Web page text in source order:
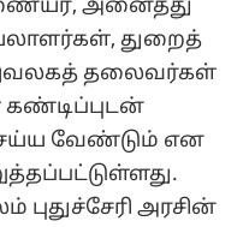
அனைத்து
துறைத்
தலைவர்கள்
வேண்டும் என
அரசின்